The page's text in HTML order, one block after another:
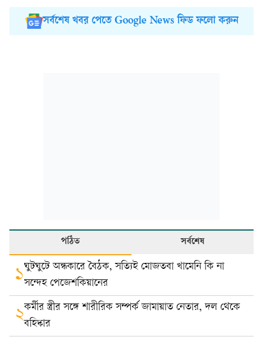
সর্বশেষ খবর পেতে Google News ফিড ফলো করুন
পঠিত সর্বশেষ
১ঘুটঘুটে অন্ধকারে বৈঠক, সত্যিই মোজতবা খামেনি কি না
সন্দেহ পেজেশকিয়ানের
২কর্মীর স্ত্রীর সঙ্গে শারীরিক সম্পর্ক জামায়াত নেতার, দল থেকে
বহিষ্কার